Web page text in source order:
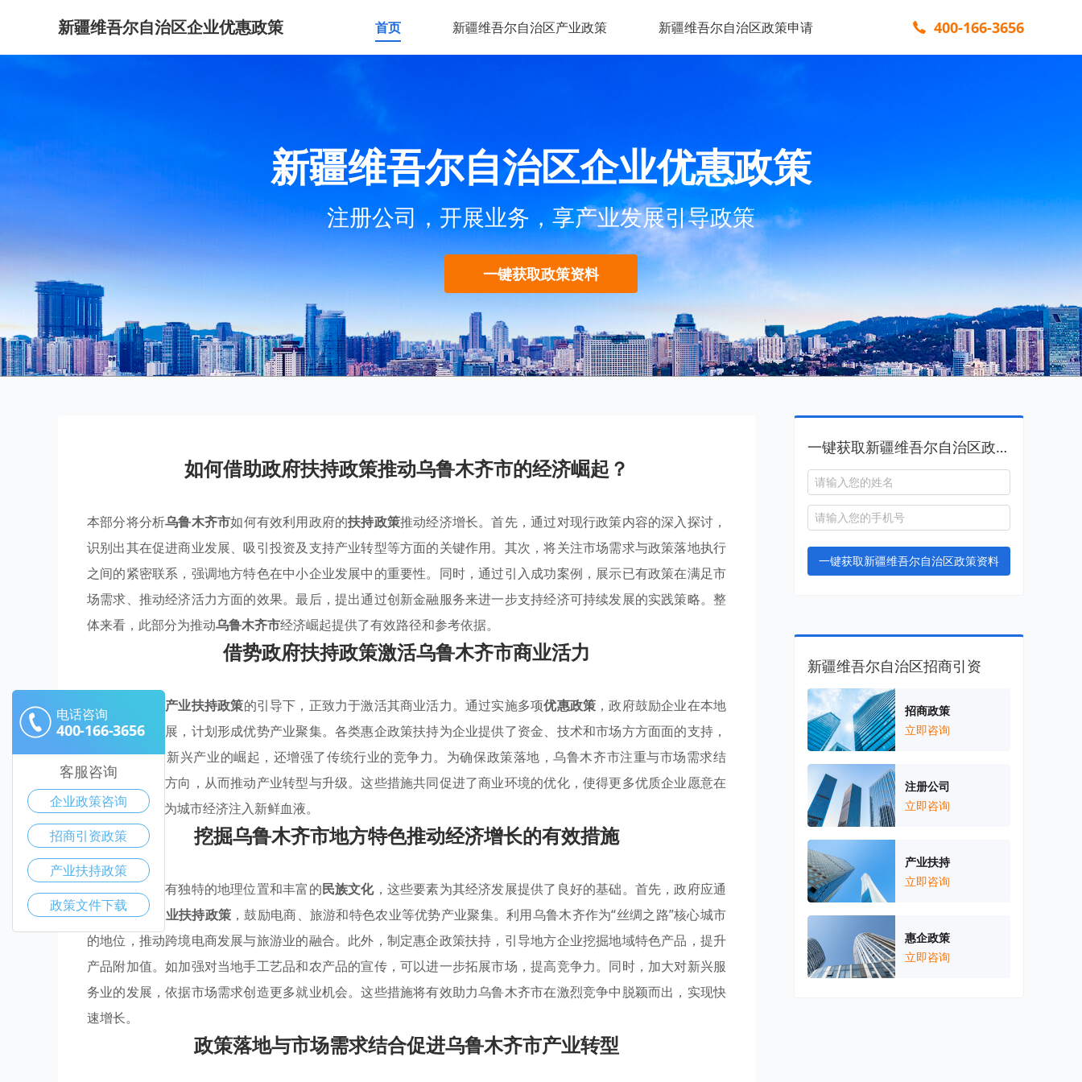
新疆维吾尔自治区企业优惠政策 首页 新疆维吾尔自治区产业政策 新疆维吾尔自治区政策申请 400-166-3656
新疆维吾尔自治区企业优惠政策
注册公司，开展业务，享产业发展引导政策
一键获取政策资料
如何借助政府扶持政策推动乌鲁木齐市的经济崛起？
本部分将分析乌鲁木齐市如何有效利用政府的扶持政策推动经济增长。首先，通过对现行政策内容的深入探讨，
识别出其在促进商业发展、吸引投资及支持产业转型等方面的关键作用。其次，将关注市场需求与政策落地执行
之间的紧密联系，强调地方特色在中小企业发展中的重要性。同时，通过引入成功案例，展示已有政策在满足市
场需求、推动经济活力方面的效果。最后，提出通过创新金融服务来进一步支持经济可持续发展的实践策略。整
体来看，此部分为推动乌鲁木齐市经济崛起提供了有效路径和参考依据。
借势政府扶持政策激活乌鲁木齐市商业活力
乌鲁木齐市在 产业扶持政策的引导下，正致力于激活其商业活力。通过实施多项优惠政策 ，政府鼓励企业在本地
进行投资和发展，计划形成优势产业聚集。各类惠企政策扶持为企业提供了资金、技术和市场方方面面的支持，
这不仅促进了新兴产业的崛起，还增强了传统行业的竞争力。为确保政策落地，乌鲁木齐市注重与市场需求结
合，把握发展方向，从而推动产业转型与升级。这些措施共同促进了商业环境的优化，使得更多优质企业愿意在
此落地生根，为城市经济注入新鲜血液。
挖掘乌鲁木齐市地方特色推动经济增长的有效措施
乌鲁木齐市拥有独特的地理位置和丰富的民族文化，这些要素为其经济发展提供了良好的基础。首先，政府应通
过积极实施
产业扶持政策 ，鼓励电商、旅游和特色农业等优势产业聚集。利用乌鲁木齐作为“丝绸之路”核心城市
的地位，推动跨境电商发展与旅游业的融合。此外，制定惠企政策扶持，引导地方企业挖掘地域特色产品，提升
产品附加值。如加强对当地手工艺品和农产品的宣传，可以进一步拓展市场，提高竞争力。同时，加大对新兴服
务业的发展，依据市场需求创造更多就业机会。这些措施将有效助力乌鲁木齐市在激烈竞争中脱颖而出，实现快
速增长。
政策落地与市场需求结合促进乌鲁木齐市产业转型
一键获取新疆维吾尔自治区政策资料
一键获取新疆维吾尔自治区政策资料
新疆维吾尔自治区招商引资
招商政策
立即咨询
注册公司
立即咨询
产业扶持
立即咨询
惠企政策
立即咨询
电话咨询
400-166-3656
客服咨询
企业政策咨询
招商引资政策
产业扶持政策
政策文件下载